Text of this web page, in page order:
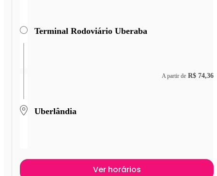
Terminal Rodoviário Uberaba
Uberlândia
A partir de R$ 74,36
Ver horários